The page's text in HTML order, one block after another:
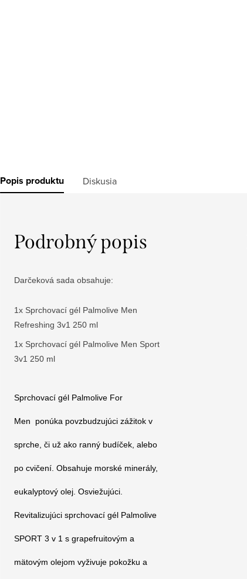
Popis produktu Diskusia
Podrobný popis
Darčeková sada obsahuje:
1x Sprchovací gél Palmolive Men
Refreshing 3v1 250 ml
1x Sprchovací gél Palmolive Men Sport
3v1 250 ml
Sprchovací gél Palmolive For
Men ponúka povzbudzujúci zážitok v
sprche, či už ako ranný budíček, alebo
po cvičení. Obsahuje morské minerály,
eukalyptový olej. Osviežujúci.
Revitalizujúci sprchovací gél Palmolive
SPORT 3 v 1 s grapefruitovým a
mätovým olejom vyživuje pokožku a